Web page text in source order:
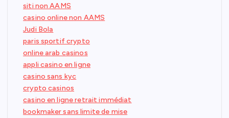
siti non AAMS
casino online non AAMS
Judi Bola
paris sportif crypto
online arab casinos
appli casino en ligne
casino sans kyc
crypto casinos
casino en ligne retrait immédiat
bookmaker sans limite de mise